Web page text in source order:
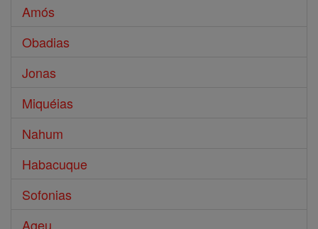
Amós
Obadias
Jonas
Miquéias
Nahum
Habacuque
Sofonias
Ageu